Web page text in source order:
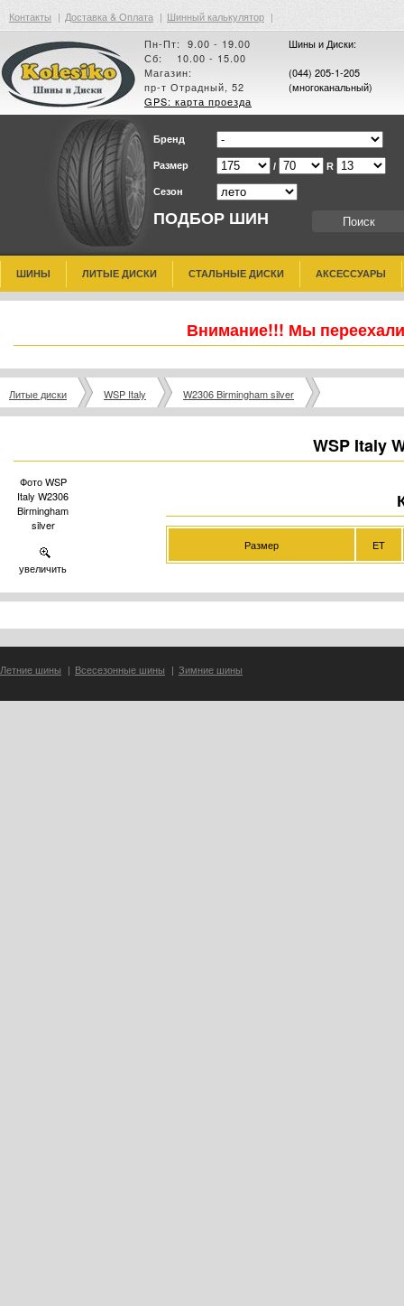
Контакты | Доставка & Оплата | Шинный калькулятор |
Пн-Пт: 9.00 - 19.00
Сб: 10.00 - 15.00
Магазин:
пр-т Отрадный, 52
GPS: карта проезда
Шины и Диски:
(044) 205-1-205
(многоканальный)
ПОДБОР ШИН
Бренд
Размер / R
Сезон
ШИНЫ ЛИТЫЕ ДИСКИ СТАЛЬНЫЕ ДИСКИ АКСЕССУАРЫ
Внимание!!! Мы
Литые диски WSP Italy W2306 Birmingham silver
WSP Italy
Фото WSP
Italy W2306
Birmingham
silver
увеличить
Размер ET
Летние шины | Всесезонные шины | Зимние шины